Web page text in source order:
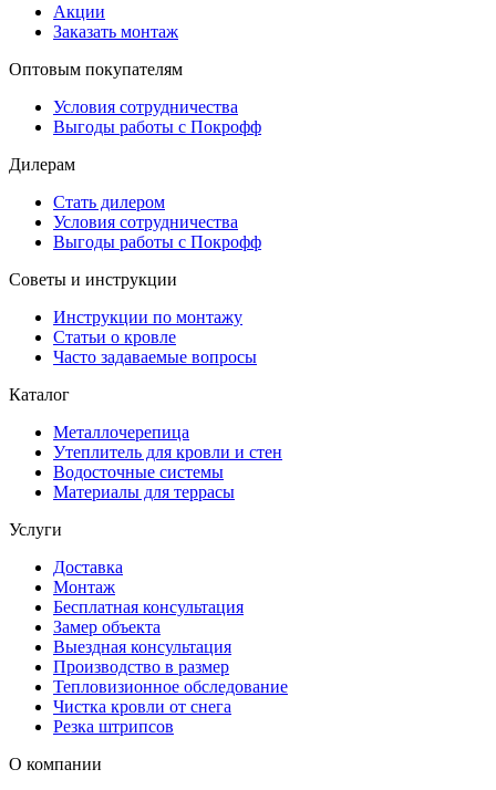
Акции
Заказать монтаж
Оптовым покупателям
Условия сотрудничества
Выгоды работы с Покрофф
Дилерам
Стать дилером
Условия сотрудничества
Выгоды работы с Покрофф
Советы и инструкции
Инструкции по монтажу
Статьи о кровле
Часто задаваемые вопросы
Каталог
Металлочерепица
Утеплитель для кровли и стен
Водосточные системы
Материалы для террасы
Услуги
Доставка
Монтаж
Бесплатная консультация
Замер объекта
Выездная консультация
Производство в размер
Тепловизионное обследование
Чистка кровли от снега
Резка штрипсов
О компании